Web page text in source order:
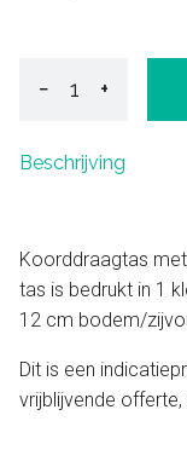
− +
Beschrijving
Koorddraagtas
tas is bedrukt in 1
12 cm bodem/
Dit is een
vrijblijvende